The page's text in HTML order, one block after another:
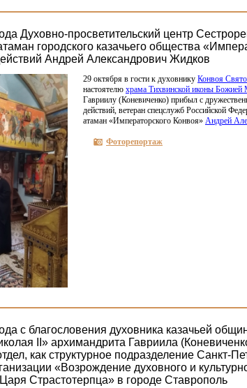
Духовно-просветительский центр
городского казачьего общества
Андрей Александрович Жидков
29 октября в гости к духовнику Конвоя
настоятелю храма Тихвинской иконы Божией
Гавриилу (Коневиченко) прибыл с
действий, ветеран спецслужб Российской
атаман «Императорского Конвоя» Андрей
Фоторепортаж
с благословения духовника казачьей
II» архимандрита Гавриила
как структурное подразделение Санкт-
«Возрождение духовного и
Страстотерпца» в городе Ставрополь